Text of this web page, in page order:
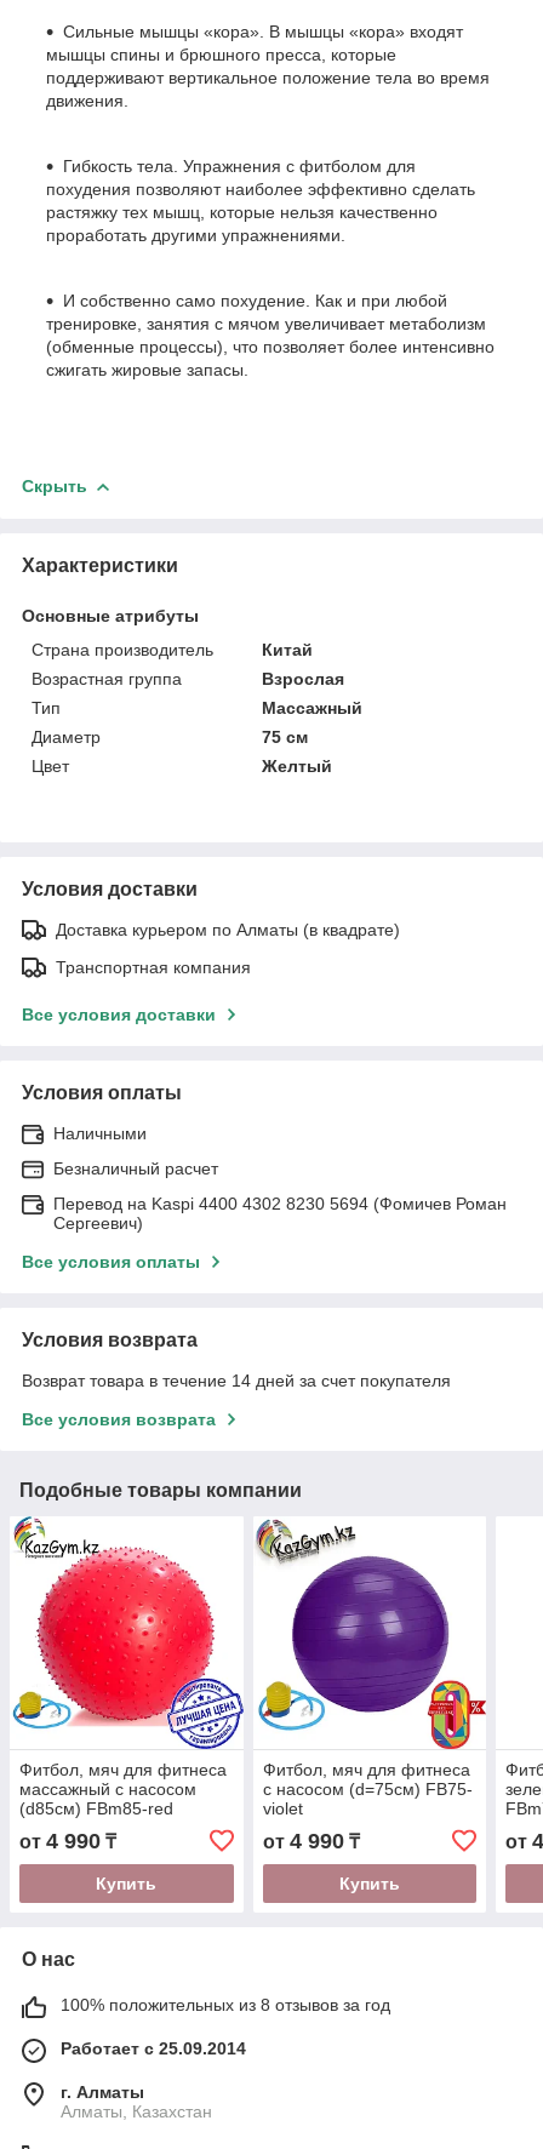
Сильные мышцы «кора». В мышцы «кора» входят
мышцы спины и брюшного пресса, которые
поддерживают вертикальное положение тела во время
движения.
Гибкость тела. Упражнения с фитболом для
похудения позволяют наиболее эффективно сделать
растяжку тех мышц, которые нельзя качественно
проработать другими упражнениями.
И собственно само похудение. Как и при любой
тренировке, занятия с мячом увеличивает метаболизм
(обменные процессы), что позволяет более интенсивно
сжигать жировые запасы.
Скрыть
Характеристики
Основные атрибуты
Страна производитель
Китай
Возрастная группа
Взрослая
Тип
Массажный
Диаметр
75 см
Цвет
Желтый
Условия доставки
Доставка курьером по Алматы (в квадрате)
Транспортная компания
Все условия доставки
Условия оплаты
Наличными
Безналичный расчет
Перевод на Kaspi 4400 4302 8230 5694 (Фомичев Роман
Сергеевич)
Все условия оплаты
Условия возврата
Возврат товара в течение 14 дней за счет покупателя
Все условия возврата
Подобные товары компании
Фитбол, мяч для фитнеса
массажный с насосом
(d85см) FBm85-red
от 4 990 ₸
Купить
Фитбол, мяч для фитнеса
c насосом (d=75см) FB75-
violet
от 4 990₸
Купить
от
О нас
100% положительных из 8 отзывов за год
Работает с 25.09.2014
г. Алматы
Алматы, Казахстан